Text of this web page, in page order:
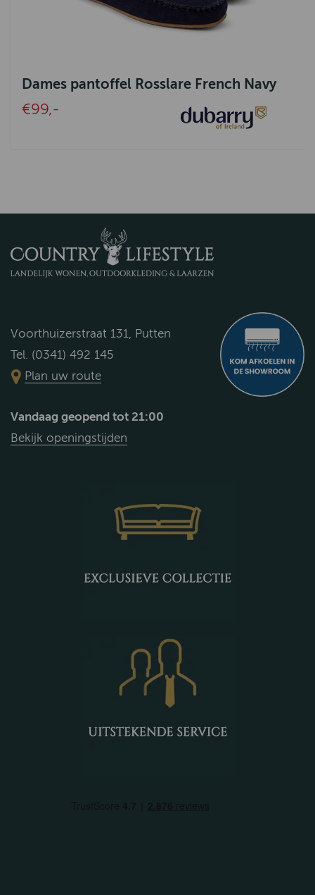
Dames pantoffel Rosslare French Navy
€99,-
Voorthuizerstraat 131, Putten
Tel. (0341) 492 145
Plan uw route
Vandaag geopend tot 21:00
Bekijk openingstijden